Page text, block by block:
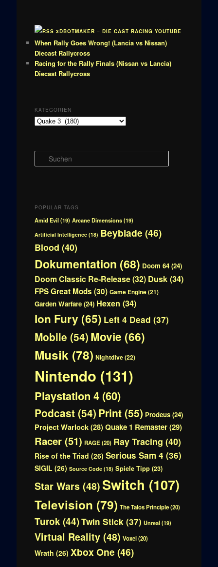
3DBOTMAKER – DIE CAST RACING YOUTUBE
When Rally Goes Wrong! (Lancia vs Nissan)
Diecast Rallycross
Racing for the Rally Finals (Nissan vs Lancia)
Diecast Rallycross
KATEGORIEN
Kategorien
u
POPULAR TAGS
Amid Evil(19) Arcane Dimensions(19)
Artificial Intelligence(18) Beyblade(46)
Blood (40)
Dokumentation (68) Doom 64(24)
Doom Classic Re-Release(32) Dusk(34)
FPS Great Mods (30) Game Engine(21)
Garden Warfare(24) Hexen (34)
Ion Fury (65) Left 4 Dead (37)
Mobile (54) Movie (66)
Musik(78) Nightdive(22)
Nintendo (131)
Playstation 4(60)
Podcast(54) Print(55) Prodeus(24)
Project Warlock(28) Quake 1 Remaster(29)
Racer(51) RAGE(20) Ray Tracing (40)
Rise of the Triad (26) Serious Sam 4 (36)
SIGIL(26) Source Code(18) Spiele Tipp(23)
Star Wars(48) Switch (107)
Television (79) The Talos Principle(20)
Turok (44)Twin Stick(37) Unreal(19)
Virtual Reality(48) Voxel(20)
Wrath (26) Xbox One(46)